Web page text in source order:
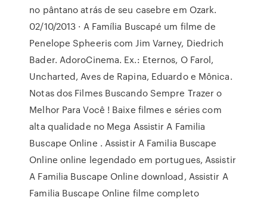
no pântano atrás de seu casebre em Ozark.
02/10/2013 · A Família Buscapé um filme de
Penelope Spheeris com Jim Varney, Diedrich
Bader. AdoroCinema. Ex.: Eternos, O Farol,
Uncharted, Aves de Rapina, Eduardo e Mônica.
Notas dos Filmes Buscando Sempre Trazer o
Melhor Para Você ! Baixe filmes e séries com
alta qualidade no Mega Assistir A Familia
Buscape Online . Assistir A Familia Buscape
Online online legendado em portugues, Assistir
A Familia Buscape Online download, Assistir A
Familia Buscape Online filme completo